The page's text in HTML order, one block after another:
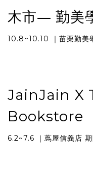
木市— 勤美
10.8~10.10 ｜苗栗勤美
JainJain X
Bookstore
6.2~7.6 ｜蔦屋信義店